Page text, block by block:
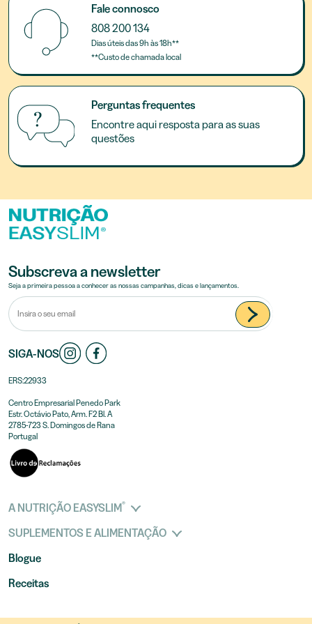
Fale connosco
808 200 134
Dias úteis das 9h às 18h**
**Custo de chamada local
Perguntas frequentes
Encontre aqui resposta para as suas
questões
Subscreva a newsletter
Seja a primeira pessoa a conhecer as nossas campanhas, dicas e lançamentos.
SIGA-NOS
ERS:22933
Centro Empresarial Penedo Park
Estr. Octávio Pato, Arm. F2 Bl. A
2785-723 S. Domingos de Rana
Portugal
A NUTRIÇÃO EASYSLIM®
SUPLEMENTOS E ALIMENTAÇÃO
Blogue
Receitas